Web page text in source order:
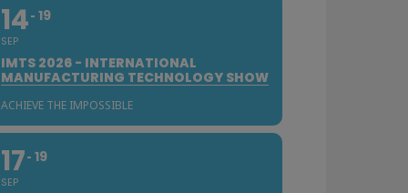
14
SEP
19
IMTS 2026 - INTERNATIONAL
MANUFACTURING TECHNOLOGY SHOW
ACHIEVE THE IMPOSSIBLE
17
SEP
19